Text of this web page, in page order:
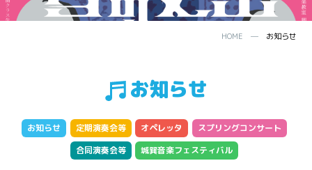
HOME ─ お知らせ
お知らせ
お知らせ 定期演奏会等 オペレッタ
スプリングコンサート
合同演奏会等
城巽音楽フェスティバル